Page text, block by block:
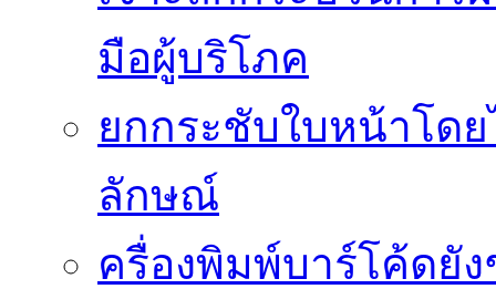
มือผู้บริโภค
ยกกระชับใบหน้าโด
ลักษณ์
ครื่องพิมพ์บาร์โค้ดยั